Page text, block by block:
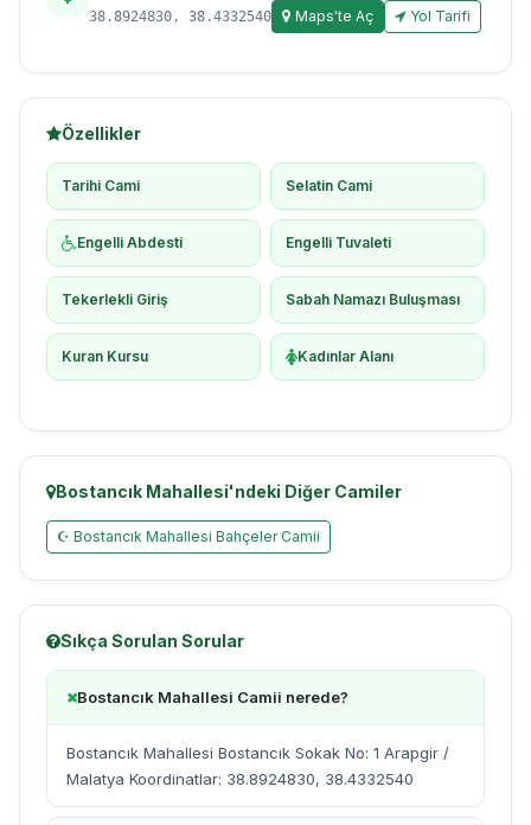
38.8924830, 38.4332540 Maps'te Aç Yol Tarifi
Özellikler
Tarihi Cami Selatin Cami
Engelli Abdesti Engelli Tuvaleti
Tekerlekli Giriş Sabah Namazı Buluşması
Kuran Kursu Kadınlar Alanı
Bostancık Mahallesi'ndeki Diğer Camiler
☪ Bostancık Mahallesi Bahçeler Camii
Sıkça Sorulan Sorular
Bostancık Mahallesi Camii nerede?
Bostancık Mahallesi Bostancık Sokak No: 1 Arapgir /
Malatya Koordinatlar: 38.8924830, 38.4332540